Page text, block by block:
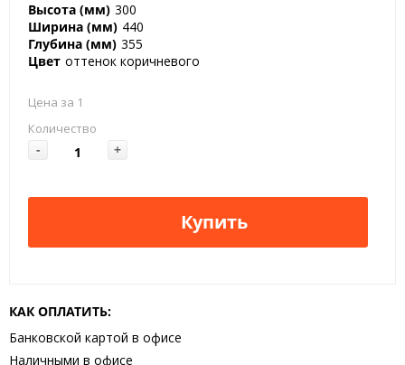
Высота (мм) 300
Ширина (мм) 440
Глубина (мм) 355
Цвет оттенок коричневого
Цена за 1
Количество
- +
Купить
КАК ОПЛАТИТЬ:
Банковской картой в офисе
Наличными в офисе